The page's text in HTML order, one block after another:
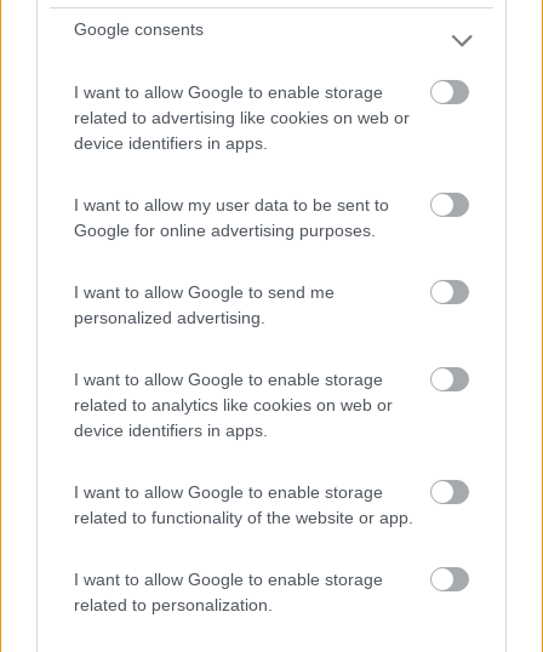
Google consents
I want to allow Google to enable storage
related to advertising like cookies on web or
device identifiers in apps.
I want to allow my user data to be sent to
Google for online advertising purposes.
I want to allow Google to send me
personalized advertising.
I want to allow Google to enable storage
related to analytics like cookies on web or
device identifiers in apps.
I want to allow Google to enable storage
related to functionality of the website or app.
I want to allow Google to enable storage
related to personalization.
A 100 metri dalla riva del Mare di Wadden, campeggio
Høyer - 118.3km
Emmerlev Klev 1
Camping & Ostseeferienpark Walkyrien
7 1
Servizi / Posizione